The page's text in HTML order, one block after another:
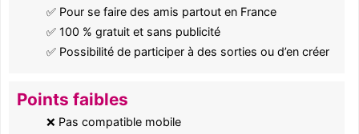
✅ Pour se faire des amis partout en France
✅ 100 % gratuit et sans publicité
✅ Possibilité de participer à des sorties ou d’en créer
Points faibles
❌ Pas compatible mobile